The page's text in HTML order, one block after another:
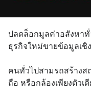
ปลดล็อกมูลค่าอสังหา
ธุรกิจใหม่ขายข้อมูลเชิ
คนทั่วไปสามรถสร้างส
ถือ หรือกล้องเพียงตัวเดี